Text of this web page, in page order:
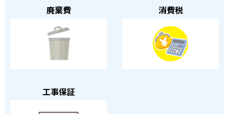
廃棄費 消費税
工事保証